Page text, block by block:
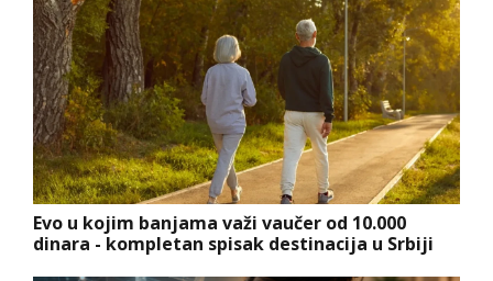
Evo u kojim banjama važi vaučer od 10.000
dinara - kompletan spisak destinacija u Srbiji